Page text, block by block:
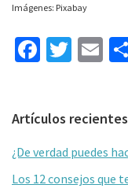
Imágenes: Pixabay
Fa
o
o
k
T
er
E
l
Barra
lateral
primaria
Artículos recientes
¿De verdad puedes
Los 12 consejos que